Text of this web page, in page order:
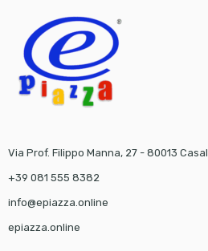
Via Prof. Filippo Manna, 27 - 80013
+39 081 555 8382
info@epiazza.online
epiazza.online